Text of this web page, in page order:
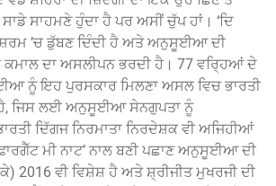
ਸਾਹਮਣੇ ਹੁੰਦਾ ਹੈ ਪਰ ਅਸੀਂ ਚੁੱਪ ਹਾਂ। ‘ਦਿ
’ਚ ਡੁੱਬਣ ਦਿੰਦੀ ਹੈ ਅਤੇ ਅਨੁਸੂਈਆ ਦੀ
ਕਮਾਲ ਦਾ ਅਸਲੀਪਨ ਭਰਦੀ ਹੈ। 77 ਵਰ੍ਹਿਆਂ ਦੇ
ਨੂੰ ਇਹ ਪੁਰਸਕਾਰ ਮਿਲਣਾ ਅਸਲ ਵਿਚ ਭਾਰਤੀ
ਹੈ, ਜਿਸ ਲਈ ਅਨੁਸੂਈਆ ਸੇਨਗੁਪਤਾ ਨੂੰ
ਦਿੱਗਜ ਨਿਰਮਾਤਾ ਨਿਰਦੇਸ਼ਕ ਵੀ ਅਜਿਹੀਆਂ
ਮੀ ਨਾਟ’ ਨਾਲ ਬਣੀ ਪਛਾਣ ਅਨੁਸੂਈਆ ਦੀ
2016 ਵੀ ਵਿਸ਼ੇਸ਼ ਹੈ ਅਤੇ ਸ਼੍ਰੀਜੀਤ ਮੁਖਰਜੀ ਦੀ